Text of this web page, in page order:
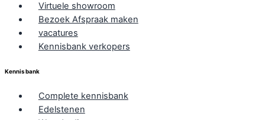
Virtuele showroom
Bezoek Afspraak maken
vacatures
Kennisbank verkopers
Kennis bank
Complete kennisbank
Edelstenen